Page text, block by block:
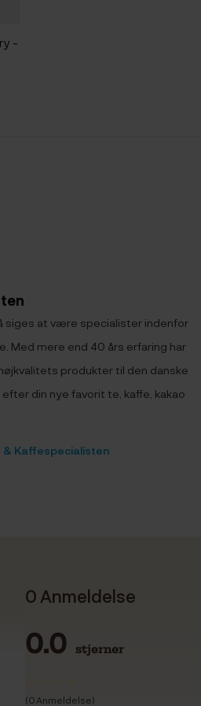
-
siges at være specialister indenfor
Med mere end 40 års erfaring har
produkter til den danske
din nye favorit te, kaffe, kakao
Kaffespecialisten
0 Anmeldelse
0.0 stjerner
(0 Anmeldelse)